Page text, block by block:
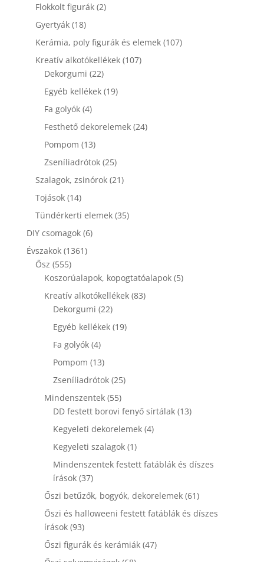
Flokkolt figurák 22
Gyertyák 1818
termék
Kerámia, poly figurák és elemek 107107
Kreatív alkotókellékek 107107
Dekorgumi 2222
termék
Egyéb kellékek 1919
Fa golyók 44
termék
Festhető dekorelemek 2424
Pompom 1313
termék
Zseníliadrótok 2525
termék
Szalagok, zsinórok 2121
Tojások 1414
termék
Tündérkerti elemek 3535
DIY csomagok 66
Évszakok 13611361
Ősz 555555
termék
Koszorúalapok, kopogtatóalapok 55
Kreatív alkotókellékek 8383
Dekorgumi 2222
termék
Egyéb kellékek 1919
Fa golyók 44
termék
Pompom 1313
termék
Zseníliadrótok 2525
Mindenszentek 5555
termék
DD festett borovi fenyő sírtálak 1313
Kegyeleti dekorelemek 44
Kegyeleti szalagok 11
termék
Mindenszentek festett fatáblák és díszes
írások 3737
termék
Őszi betűzők, bogyók, dekorelemek 6161
termék
Őszi és halloweeni festett fatáblák és díszes
írások 9393
termék
Őszi figurák és kerámiák 4747